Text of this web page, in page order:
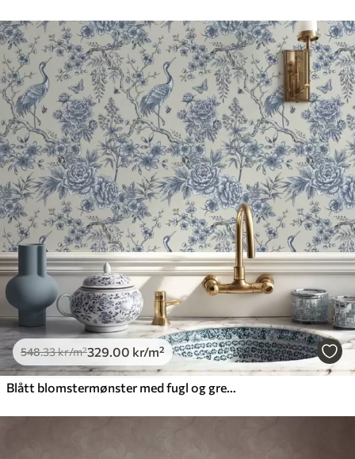
548.33kr/m²329.00 kr/m²
Blått blomstermønster med fugl og grener